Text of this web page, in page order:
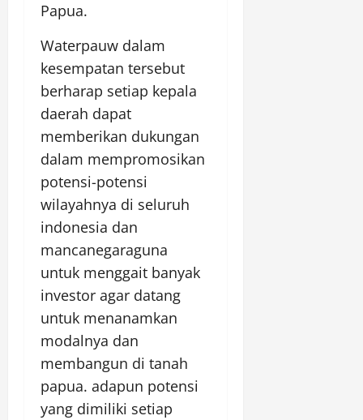
Papua.
Waterpauw dalam
kesempatan tersebut
berharap setiap kepala
daerah dapat
memberikan dukungan
dalam mempromosikan
potensi-potensi
wilayahnya di seluruh
indonesia dan
mancanegaraguna
untuk menggait banyak
investor agar datang
untuk menanamkan
modalnya dan
membangun di tanah
papua. adapun potensi
yang dimiliki setiap